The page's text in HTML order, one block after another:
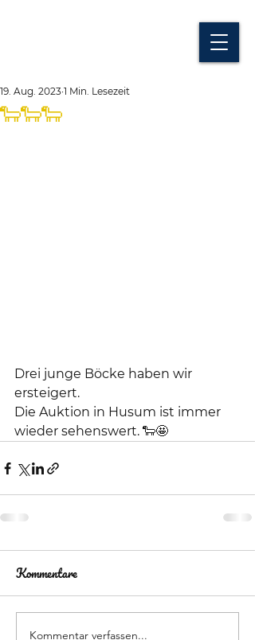
🐑🐑🐑
19. Aug. 2023 1 Min. Lesezeit
Drei junge Böcke haben wir
ersteigert.
Die Auktion in Husum ist immer
wieder sehenswert. 🐑🤩
Kommentare
Kommentar verfassen...